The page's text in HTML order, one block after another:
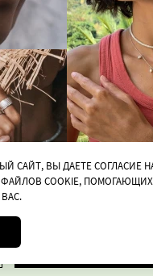
САЙТ, ВЫ ДАЕТЕ СОГЛАСИЕ
COOKIE,